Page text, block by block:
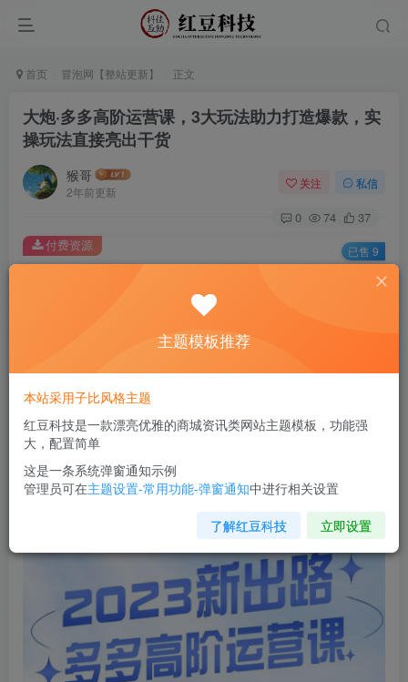
首页 冒泡网【整站更新】 正文
大炮·多多高阶运营课，3大玩法助力打造爆款，实
操玩法直接亮出干货
猴哥
2年前更新
关注 私信
0 74 37
此内容为付费资源，请付费后查看
￥9.9
您当前未登录！建议登陆后购买，可保存购买订单
付费资源 已售 9
大炮·多多高阶运营课，3大玩法助力打造爆款，实操玩法直
主题模板推荐
本站采用子比风格主题
红豆科技是一款漂亮优雅的商城资讯类网站主题模板，功能强
大，配置简单
这是一条系统弹窗通知示例
管理员可在主题设置-常用功能-弹窗通知中进行相关设置
了解红豆科技 立即设置